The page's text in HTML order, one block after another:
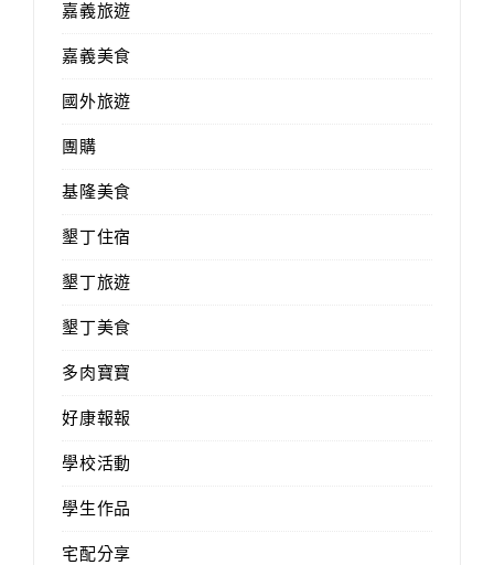
嘉義旅遊
嘉義美食
國外旅遊
團購
基隆美食
墾丁住宿
墾丁旅遊
墾丁美食
多肉寶寶
好康報報
學校活動
學生作品
宅配分享